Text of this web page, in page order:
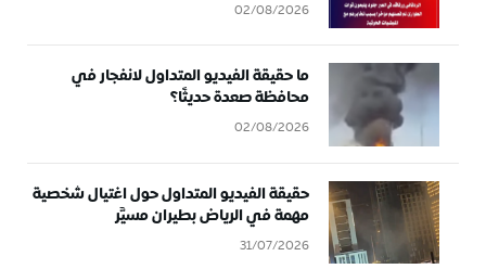
02/08/2026
ما حقيقة الفيديو المتداول لانفجار في
محافظة صعدة حديثًا؟
02/08/2026
حقيقة الفيديو المتداول حول اغتيال شخصية
مهمة في الرياض بطيران مسيَّر
31/07/2026